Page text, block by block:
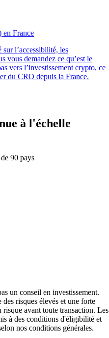
en France
l’accessibilité, les
vous demandez ce qu’est le
vers l’investissement crypto, ce
du CRO depuis la France.
à l'échelle
90 pays
un conseil en investissement.
risques élevés et une forte
avant toute transaction. Les
à des conditions d'éligibilité et
nos conditions générales.